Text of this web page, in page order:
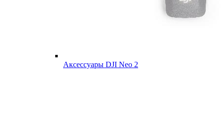
Аксессуары DJI Neo 2